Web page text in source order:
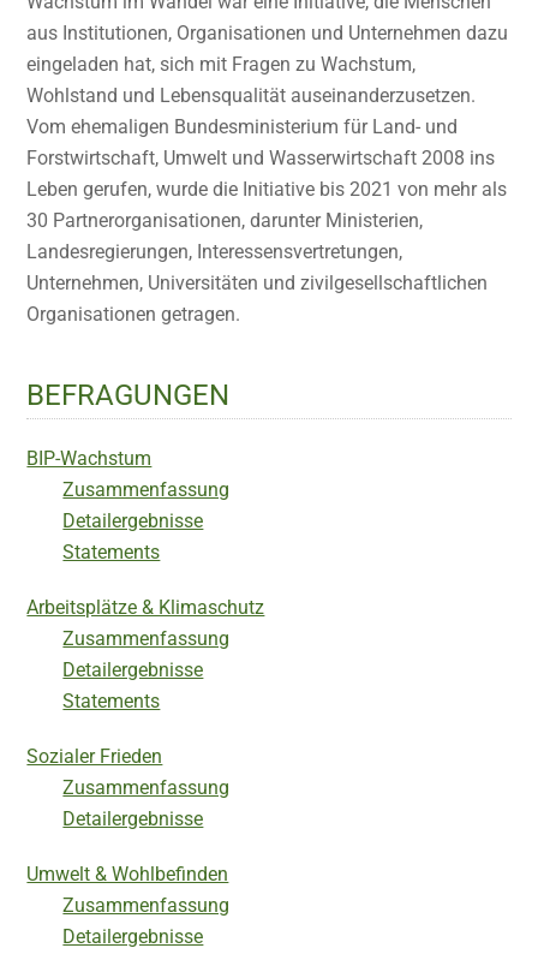
aus Institutionen, Organisationen und Unternehmen dazu
eingeladen hat, sich mit Fragen zu Wachstum,
Wohlstand und Lebensqualität auseinanderzusetzen.
Vom ehemaligen Bundesministerium für Land- und
Forstwirtschaft, Umwelt und Wasserwirtschaft 2008 ins
Leben gerufen, wurde die Initiative bis 2021 von mehr als
30 Partnerorganisationen, darunter Ministerien,
Landesregierungen, Interessensvertretungen,
Unternehmen, Universitäten und zivilgesellschaftlichen
Organisationen getragen.
BEFRAGUNGEN
BIP-Wachstum
Zusammenfassung
Detailergebnisse
Statements
Arbeitsplätze & Klimaschutz
Zusammenfassung
Detailergebnisse
Statements
Sozialer Frieden
Zusammenfassung
Detailergebnisse
Umwelt & Wohlbefinden
Zusammenfassung
Detailergebnisse